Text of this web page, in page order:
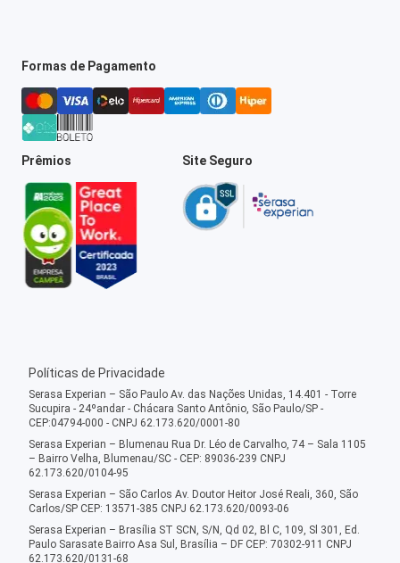
Formas de Pagamento
Prêmios Site Seguro
Políticas de Privacidade
Serasa Experian – São Paulo Av. das Nações Unidas, 14.401 - Torre
Sucupira - 24ºandar - Chácara Santo Antônio, São Paulo/SP -
CEP:04794-000 - CNPJ 62.173.620/0001-80
Serasa Experian – Blumenau Rua Dr. Léo de Carvalho, 74 – Sala 1105
– Bairro Velha, Blumenau/SC - CEP: 89036-239 CNPJ
62.173.620/0104-95
Serasa Experian – São Carlos Av. Doutor Heitor José Reali, 360, São
Carlos/SP CEP: 13571-385 CNPJ 62.173.620/0093-06
Serasa Experian – Brasília ST SCN, S/N, Qd 02, Bl C, 109, Sl 301, Ed.
Paulo Sarasate Bairro Asa Sul, Brasília – DF CEP: 70302-911 CNPJ
62.173.620/0131-68